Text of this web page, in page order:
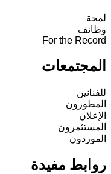
لمحة
وظائف
For the Record
المجتمعات
للفنانين
المطورون
الإعلان
المستثمرون
الموردون
روابط مفيدة